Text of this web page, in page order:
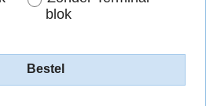
blok
Bestel